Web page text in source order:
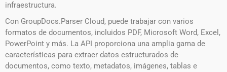
infraestructura.
Con GroupDocs.Parser Cloud, puede trabajar con varios
formatos de documentos, incluidos PDF, Microsoft Word, Excel,
PowerPoint y más. La API proporciona una amplia gama de
características para extraer datos estructurados de
documentos, como texto, metadatos, imágenes, tablas e